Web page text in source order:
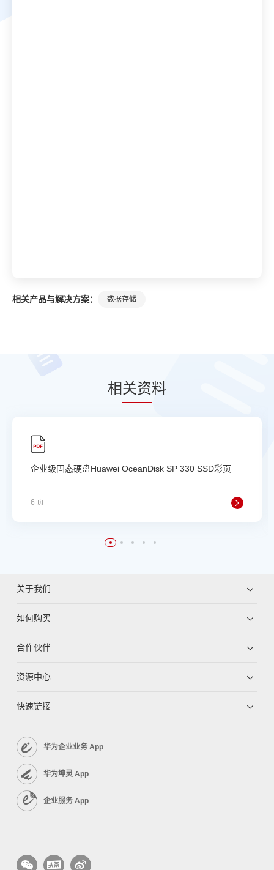
相关产品与解决方案： 数据存储
相关资料
企业级固态硬盘Huawei OceanDisk SP 330 SSD彩页
6 页
关于我们
如何购买
合作伙伴
资源中心
快速链接
华为企业业务 App
华为坤灵 App
企业服务 App